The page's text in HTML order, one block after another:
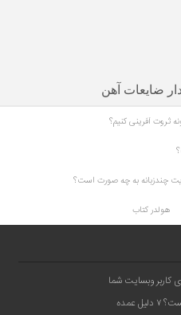
ضایعات آهن
ثروت آفرینی کنیم؟
چندزبانه به چه صورت است؟
هولدر کتاب